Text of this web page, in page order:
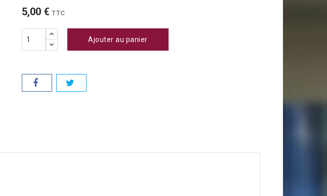
5,00 € TTC
Ajouter au panier